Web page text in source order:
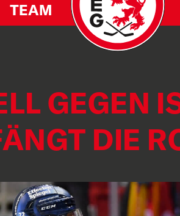
TEAM
GEGEN
DIE